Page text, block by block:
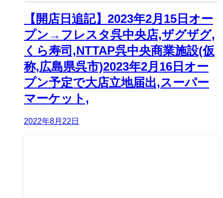
【開店日追記】2023年2月15日オー
プン→フレスタ呉中央店,ザグザグ,
くら寿司,NTTAP呉中央商業施設(仮
称,広島県呉市)2023年2月16日オー
プン予定で大店立地届出,スーパー
マーケット,
2022年8月22日